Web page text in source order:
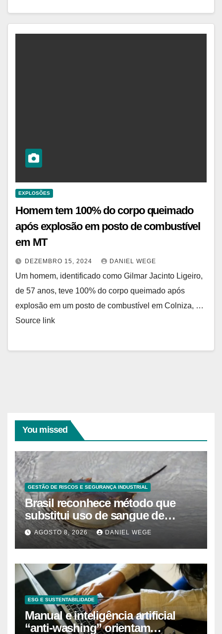
EXPLOSÕES
Homem tem 100% do corpo queimado
após explosão em posto de combustível
em MT
DEZEMBRO 15, 2024 DANIEL WEGE
Um homem, identificado como Gilmar Jacinto Ligeiro,
de 57 anos, teve 100% do corpo queimado após
explosão em um posto de combustível em Colniza, …
Source link
You missed
GESTÃO DE RISCOS E SEGURANÇA INDUSTRIAL
Brasil reconhece método que
substitui uso de sangue de
caranguejo-ferradura em testes
farmacêuticos
AGOSTO 8, 2026 DANIEL WEGE
ESG E SUSTENTABILIDADE
Manual e inteligência artificial
“anti-washing” orientam